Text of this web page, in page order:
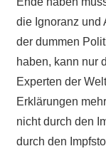
die Ignoranz und
der dummen
haben, kann nur
Experten der
Erklärungen
nicht durch den
durch den